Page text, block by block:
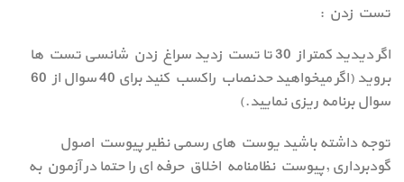
تست زدن :
اگر دیدید کمتر از 30 تا تست زدید سراغ زدن شانسی تست ها
بروید (اگر میخواهید حدنصاب راکسب کنید برای 40 سوال از 60
سوال برنامه ریزی نمایید.)
توجه داشته باشید یوست های رسمی نظیر پیوست اصول
گودبرداری ,پیوست نظامنامه اخلاق حرفه ای را حتما در آزمون به